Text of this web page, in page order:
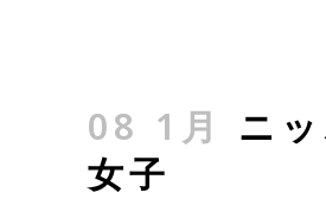
08 1月
ニ
女子